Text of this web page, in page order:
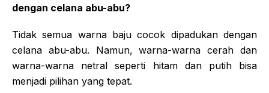
dengan celana abu-abu?
Tidak semua warna baju cocok dipadukan dengan
celana abu-abu. Namun, warna-warna cerah dan
warna-warna netral seperti hitam dan putih bisa
menjadi pilihan yang tepat.